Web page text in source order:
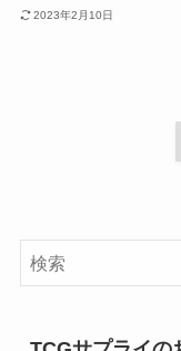
2023年2月10日